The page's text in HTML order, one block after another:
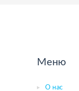
Меню
О нас